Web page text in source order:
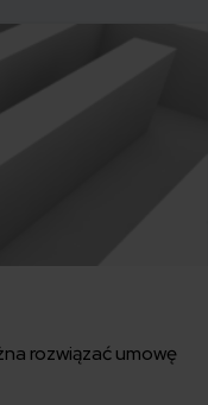
rozwiązać umowę